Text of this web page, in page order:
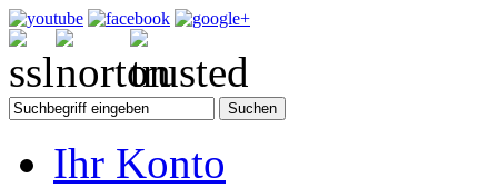
Ihr Konto